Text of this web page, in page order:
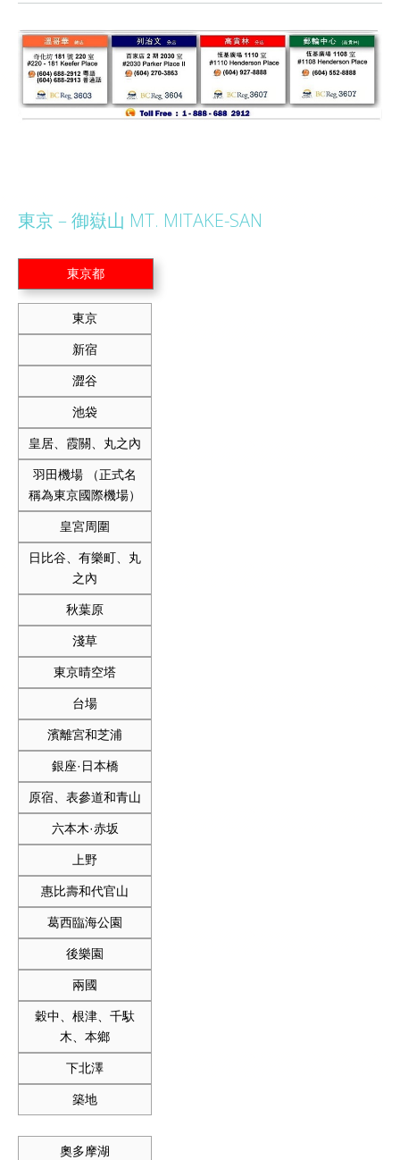
東京 – 御嶽山 MT. MITAKE-SAN
東京都
東京
新宿
澀谷
池袋
皇居、霞關、丸之內
羽田機場 （正式名
稱為東京國際機場）
皇宮周圍
日比谷、有樂町、丸
之內
秋葉原
淺草
東京晴空塔
台場
濱離宮和芝浦
銀座·日本橋
原宿、表參道和青山
六本木·赤坂
上野
惠比壽和代官山
葛西臨海公園
後樂園
兩國
穀中、根津、千馱
木、本鄉
下北澤
築地
奧多摩湖